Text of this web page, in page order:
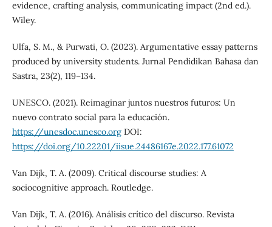
evidence, crafting analysis, communicating impact (2nd ed.).
Wiley.
Ulfa, S. M., & Purwati, O. (2023). Argumentative essay patterns
produced by university students. Jurnal Pendidikan Bahasa dan
Sastra, 23(2), 119–134.
UNESCO. (2021). Reimaginar juntos nuestros futuros: Un
nuevo contrato social para la educación.
https://unesdoc.unesco.orgDOI:
https://doi.org/10.22201/iisue.24486167e.2022.177.61072
Van Dijk, T. A. (2009). Critical discourse studies: A
sociocognitive approach. Routledge.
Van Dijk, T. A. (2016). Análisis crítico del discurso. Revista